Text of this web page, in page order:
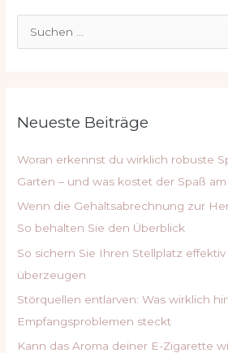
e
n
a
c
h
:
Neueste Beiträge
Woran erkennst du wirklich robuste
Garten – und was kostet der Spaß
Wenn die Gehaltsabrechnung zur
So behalten Sie den Überblick
So sichern Sie Ihren Stellplatz
überzeugen
Störquellen entlarven: Was wirklich
Empfangsproblemen steckt
Kann das Aroma deiner E-Zigarette